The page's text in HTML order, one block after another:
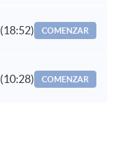
(18:52) COMENZAR
(10:28) COMENZAR